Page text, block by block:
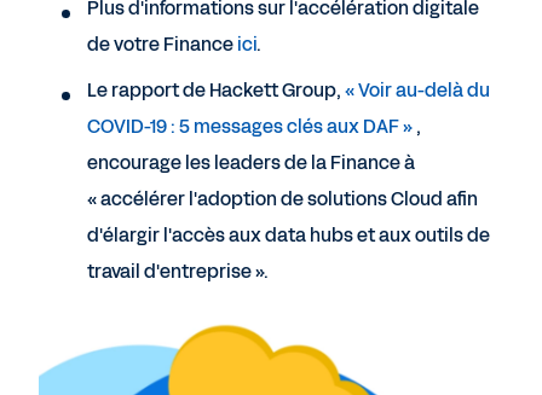
Plus d'informations sur l'accélération digitale
de votre Financeici.
Le rapport de Hackett Group,« Voir au-delà du
COVID-19 : 5 messages clés aux DAF »,
encourage les leaders de la Finance à
« accélérer l'adoption de solutions Cloud afin
d'élargir l'accès aux data hubs et aux outils de
travail d'entreprise ».